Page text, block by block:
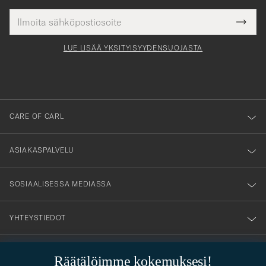
Räätälöimme kokemuksesi!
tieto
Tack
för
dig
till
vårt
nyhetsbrev!
LUE LISÄÄ YKSITYISYYDENSUOJASTA
CARE OF CARL
ASIAKASPALVELU
SOSIAALISESSA MEDIASSA
YHTEYSTIEDOT